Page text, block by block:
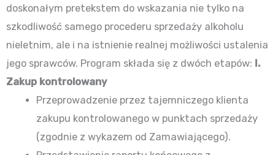
doskonałym pretekstem do wskazania nie tylko na
szkodliwość samego procederu sprzedaży alkoholu
nieletnim, ale i na istnienie realnej możliwości ustalenia
jego sprawców. Program składa się z dwóch etapów: I.
Zakup kontrolowany
Przeprowadzenie przez tajemniczego klienta
zakupu kontrolowanego w punktach sprzedaży
(zgodnie z wykazem od Zamawiającego).